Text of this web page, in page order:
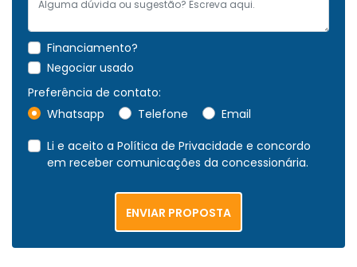
Financiamento?
Negociar usado
Preferência de contato:
Whatsapp
Telefone
Email
Li e aceito a Política de Privacidade e concordo
em receber comunicações da concessionária.
ENVIAR PROPOSTA